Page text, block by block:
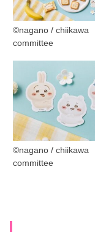
©︎nagano / chiikawa
committee
©︎nagano / chiikawa
committee